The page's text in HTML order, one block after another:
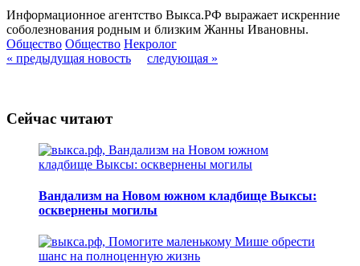
Информационное агентство Выкса.РФ выражает искренние
соболезнования родным и близким Жанны Ивановны.
Общество Общество Некролог
« предыдущая новость
следующая »
Сейчас читают
Вандализм на Новом южном кладбище Выксы:
осквернены могилы